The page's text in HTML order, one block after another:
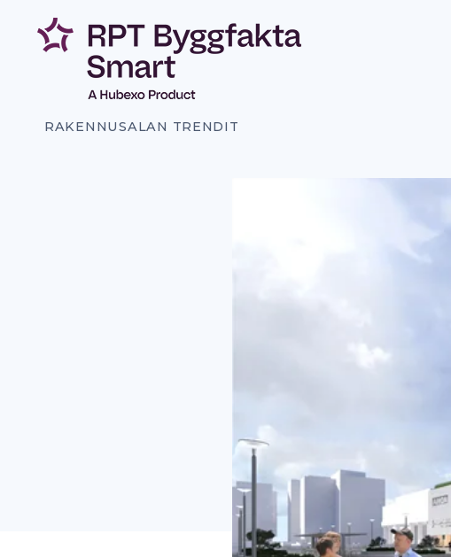
sisältöön
RAKENNUSALAN TRENDIT